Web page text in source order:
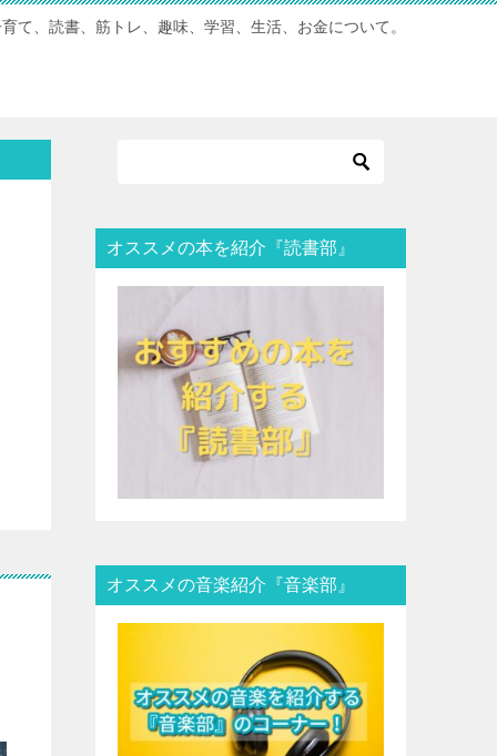
て、読書、筋トレ、趣味、学習、生活、お金について。
オススメの本を紹介『読書部』
オススメの音楽紹介『音楽部』